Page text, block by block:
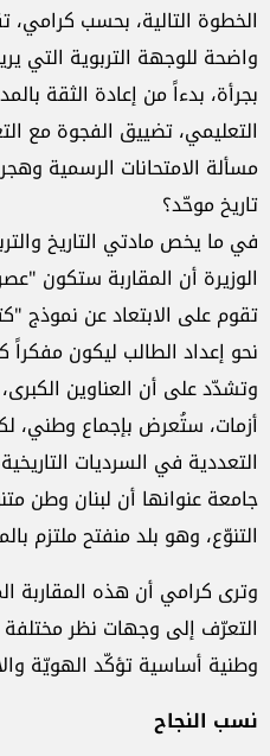
الخطوة التالية، بحسب
واضحة للوجهة التربوية التي
بجرأة، بدءاً من إعادة الثقة
التعليمي، تضييق الفجوة مع
مسألة الامتحانات الرسمية
تاريخ موحّد؟
في ما يخص مادتي التاريخ
الوزيرة أن المقاربة ستكون
تقوم على الابتعاد عن نموذج
نحو إعداد الطالب ليكون
وتشدّد على أن العناوين الكبرى،
أزمات، ستُعرض بإجماع وطني،
التعددية في السرديات
جامعة عنوانها أن لبنان وطن
التنوّع، وهو بلد منفتح ملتزم
وترى كرامي أن هذه المقاربة
التعرّف إلى وجهات نظر
وطنية أساسية تؤكّد الهويّة
نسب النجاح